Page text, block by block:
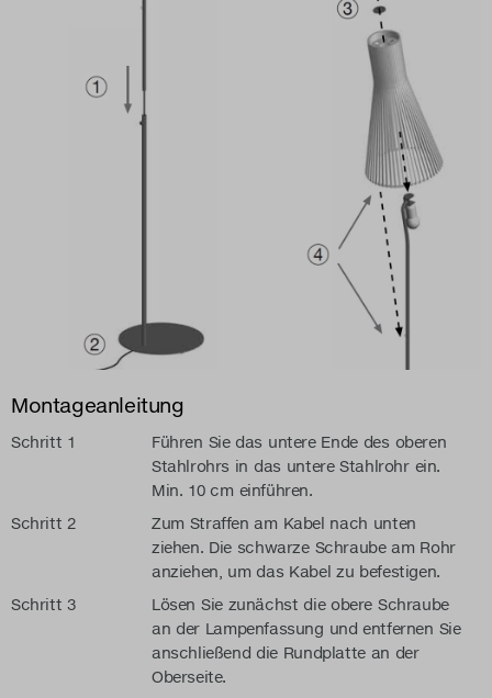
Montageanleitung
Schritt 1
Führen Sie das untere Ende des oberen
Stahlrohrs in das untere Stahlrohr ein.
Min. 10 cm einführen.
Schritt 2
Zum Straffen am Kabel nach unten
ziehen. Die schwarze Schraube am Rohr
anziehen, um das Kabel zu befestigen.
Schritt 3
Lösen Sie zunächst die obere Schraube
an der Lampenfassung und entfernen Sie
anschließend die Rundplatte an der
Oberseite.